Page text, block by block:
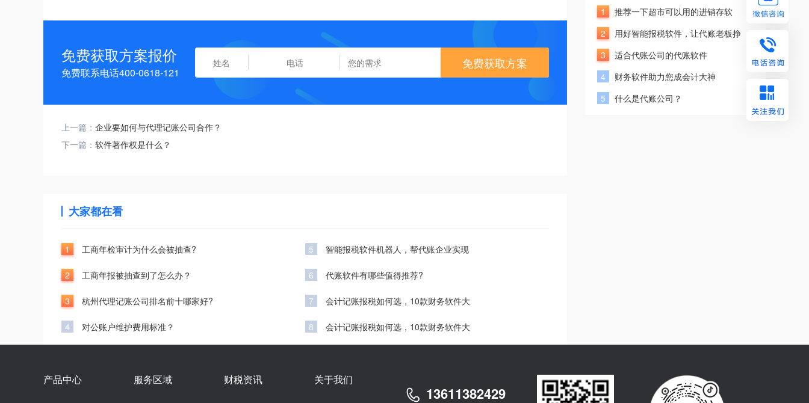
免费获取方案报价
免费联系电话400-0618-121
免费获取方案
上一篇： 企业要如何与代理记账公司合作？
下一篇： 软件著作权是什么？
大家都在看
1 工商年检审计为什么会被抽查?
2 工商年报被抽查到了怎么办？
3 杭州代理记账公司排名前十哪家好?
4 对公账户维护费用标准？
5 智能报税软件机器人，帮代账企业实现
6 代账软件有哪些值得推荐?
7 会计记账报税如何选，10款财务软件大
8 会计记账报税如何选，10款财务软件大
1
推荐一下超市可以用的进销存软
2
用好智能报税软件，让代账老板挣
3
适合代账公司的代账软件
4
财务软件助力您成会计大神
5
什么是代账公司？
产品中心 服务区域 财税资讯 关于我们
13611382429